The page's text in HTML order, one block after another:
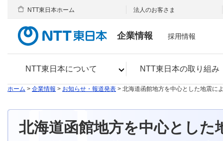
企業情報
NTT東日本について NTT東日本の取り組み
NTT東日本ホーム 法人のお客さま
採用情報
ホーム > 企業情報 > お知らせ・報道発表 > 北海道函館地方を中心とした地震に
北海道函館地方を中心とした